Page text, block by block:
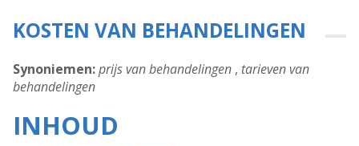
KOSTEN VAN BEHANDELINGEN
Synoniemen:prijs van behandelingen , tarieven van
behandelingen
INHOUD